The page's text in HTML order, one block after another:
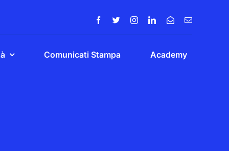
Comunicati Stampa Academy